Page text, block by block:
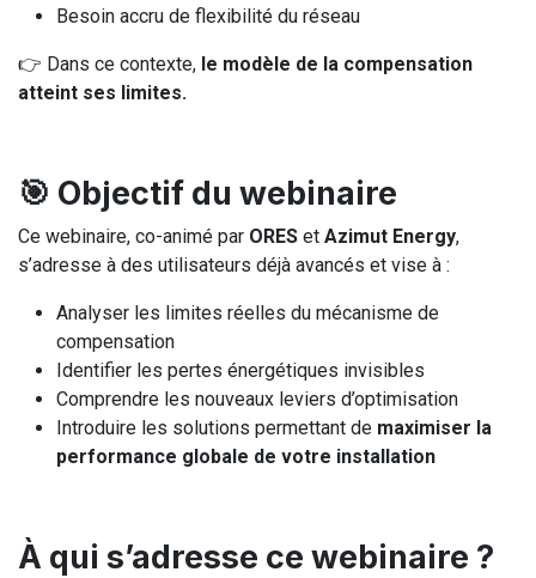
Besoin accru de flexibilité du réseau
👉 Dans ce contexte, le modèle de la compensation
atteint ses limites.
🎯 Objectif du webinaire
Ce webinaire, co-animé par ORES et Azimut Energy,
s’adresse à des utilisateurs déjà avancés et vise à :
Analyser les limites réelles du mécanisme de
compensation
Identifier les pertes énergétiques invisibles
Comprendre les nouveaux leviers d’optimisation
Introduire les solutions permettant de maximiser la
performance globale de votre installation
À qui s’adresse ce webinaire ?